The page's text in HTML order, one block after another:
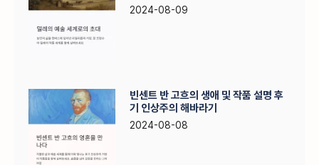
2024-08-09
빈센트 반 고흐의 생애 및 작품 설명 후
기 인상주의 해바라기
2024-08-08